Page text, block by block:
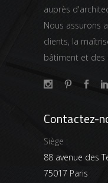
auprès
Nous assurons
clients, la
bâtiment et des
Contactez-
Siège :
88 avenue des
75017 Paris